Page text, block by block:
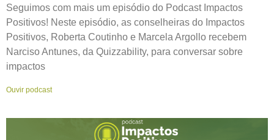
Seguimos com mais um episódio do Podcast Impactos
Positivos! Neste episódio, as conselheiras do Impactos
Positivos, Roberta Coutinho e Marcela Argollo recebem
Narciso Antunes, da Quizzability, para conversar sobre
impactos
Ouvir podcast